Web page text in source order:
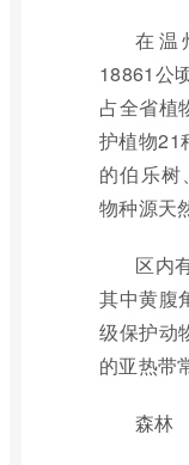
在温
18861公
占全省植
护植物21
的伯乐树
物种源天
区内
其中黄腹
级保护动
的亚热带
森林